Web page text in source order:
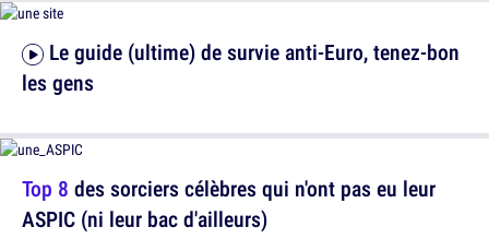
Top 8 des sorciers célèbres qui n'ont pas eu leur
ASPIC (ni leur bac d'ailleurs)
les gens